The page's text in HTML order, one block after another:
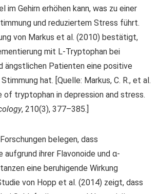
im Gehirn erhöhen kann, was zu einer
und reduziertem Stress führt.
von Markus et al. (2010) bestätigt,
mit L-Tryptophan bei
ängstlichen Patienten eine positive
hat. [Quelle: Markus, C. R., et al.
of tryptophan in depression and stress.
, 210(3), 377–385.]
belegen, dass
ihrer Flavonoide und α-
eine beruhigende Wirkung
von Hopp et al. (2014) zeigt, dass